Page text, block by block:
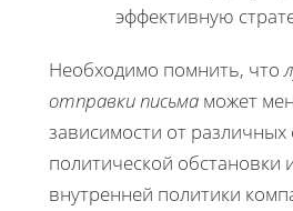
эффективную
Необходимо помнить, что
отправки письма может
зависимости от различных
политической обстановки
внутренней политики